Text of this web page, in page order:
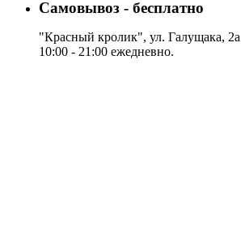
Самовывоз - бесплатно
"Красный кролик", ул. Галущака, 2а
10:00 - 21:00 ежедневно.